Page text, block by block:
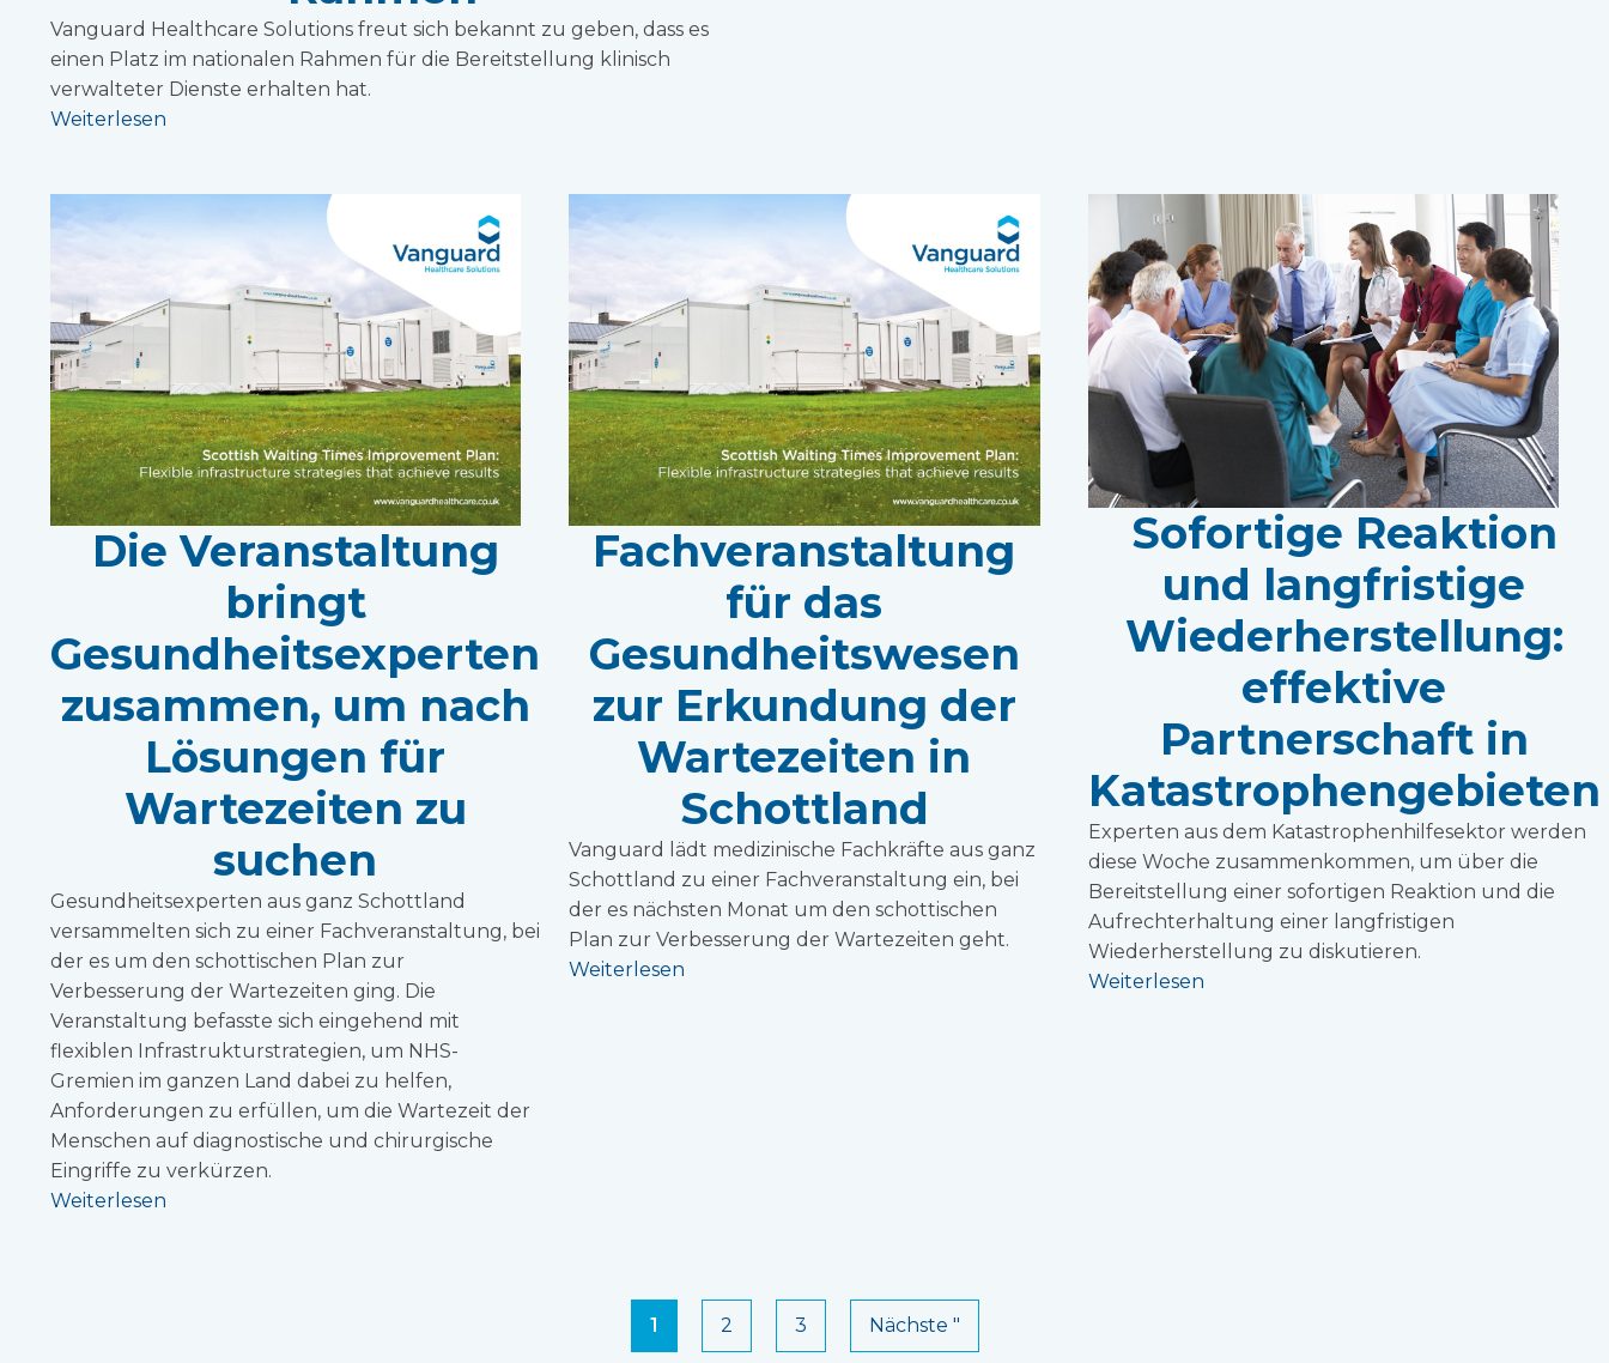
Vanguard Healthcare Solutions freut sich bekannt zu geben, dass es
einen Platz im nationalen Rahmen für die Bereitstellung klinisch
verwalteter Dienste erhalten hat.
Weiterlesen
Die Veranstaltung
bringt
Gesundheitsexperten
zusammen, um nach
Lösungen für
Wartezeiten zu
suchen
Gesundheitsexperten aus ganz Schottland
versammelten sich zu einer Fachveranstaltung, bei
der es um den schottischen Plan zur
Verbesserung der Wartezeiten ging. Die
Veranstaltung befasste sich eingehend mit
flexiblen Infrastrukturstrategien, um NHS-
Gremien im ganzen Land dabei zu helfen,
Anforderungen zu erfüllen, um die Wartezeit der
Menschen auf diagnostische und chirurgische
Eingriffe zu verkürzen.
Weiterlesen
Fachveranstaltung
für das
Gesundheitswesen
zur Erkundung der
Wartezeiten in
Schottland
Vanguard lädt medizinische Fachkräfte aus ganz
Schottland zu einer Fachveranstaltung ein, bei
der es nächsten Monat um den schottischen
Plan zur Verbesserung der Wartezeiten geht.
Weiterlesen
Sofortige Reaktion
und langfristige
Wiederherstellung:
effektive
Partnerschaft in
Katastrophengebieten
Experten aus dem Katastrophenhilfesektor werden
diese Woche zusammenkommen, um über die
Bereitstellung einer sofortigen Reaktion und die
Aufrechterhaltung einer langfristigen
Wiederherstellung zu diskutieren.
Weiterlesen
1 2 3 Nächste "